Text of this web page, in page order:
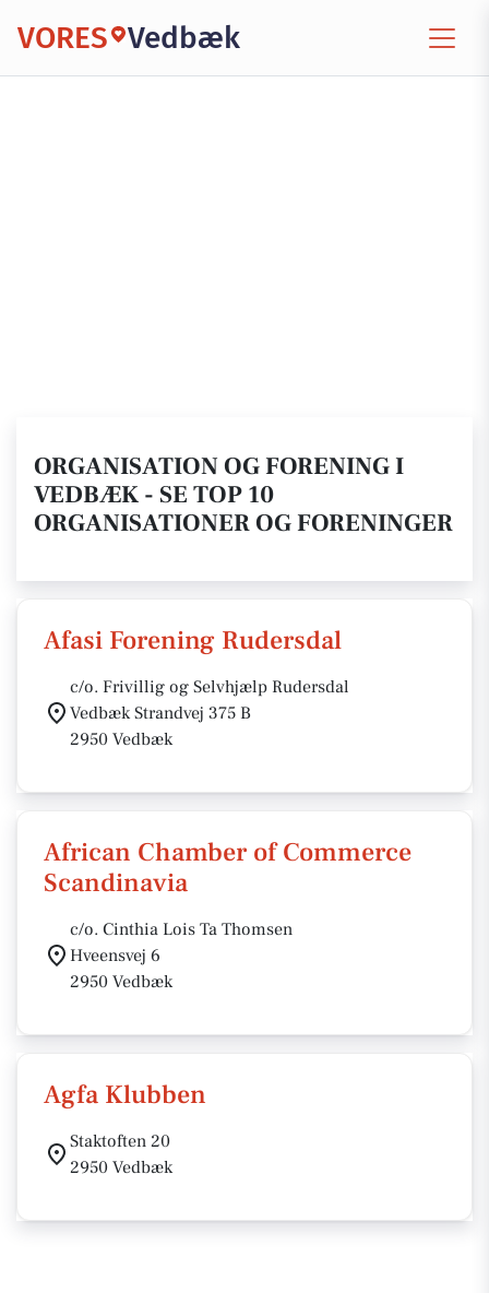
VORES Vedbæk
ORGANISATION OG FORENING I
VEDBÆK - SE TOP 10
ORGANISATIONER OG FORENINGER
Afasi Forening Rudersdal
c/o. Frivillig og Selvhjælp Rudersdal
Vedbæk Strandvej 375 B
2950 Vedbæk
African Chamber of Commerce
Scandinavia
c/o. Cinthia Lois Ta Thomsen
Hveensvej 6
2950 Vedbæk
Agfa Klubben
Staktoften 20
2950 Vedbæk